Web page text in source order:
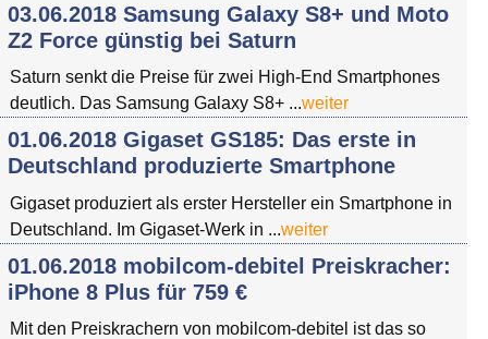
03.06.2018 Samsung Galaxy S8+ und Moto
Z2 Force günstig bei Saturn
Saturn senkt die Preise für zwei High-End Smartphones
deutlich. Das Samsung Galaxy S8+ ...weiter
01.06.2018 Gigaset GS185: Das erste in
Deutschland produzierte Smartphone
Gigaset produziert als erster Hersteller ein Smartphone in
Deutschland. Im Gigaset-Werk in ...weiter
01.06.2018 mobilcom-debitel Preiskracher:
iPhone 8 Plus für 759 €
Mit den Preiskrachern von mobilcom-debitel ist das so